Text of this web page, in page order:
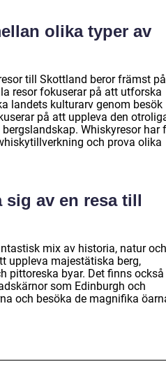
olika typer av
till Skottland beror främst på
resor fokuserar på att utforska
landets kulturarv genom besök
på att uppleva den
Whiskyresor har
och prova olika
sig av en resa till
mix av historia, natur och
uppleva majestätiska berg,
pittoreska byar. Det finns också
som Edinburgh och
och besöka de magnifika